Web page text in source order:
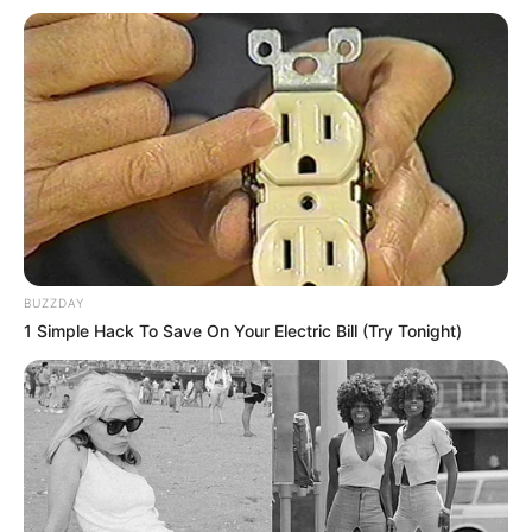
2023
As vagas são para cursos técnicos de Administração e
Agroindústria, ambos no período noturno; confira o que
fazem os profisisonais dessas áreas.
Fonte: Da Redação
VESTIULINHO ETEC 24/04/2023 Foto: Reprodução
ShareFacebookWhatsAppTelegramMessenger
X
BUZZDAY
1 Simple Hack To Save On Your Electric Bill (Try Tonight)